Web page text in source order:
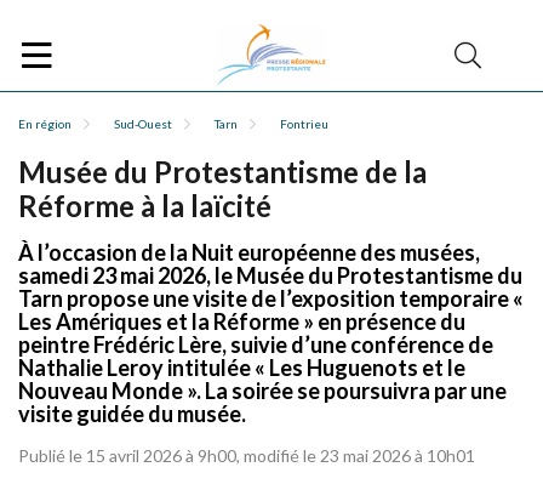
En région Sud-Ouest Tarn Fontrieu
Musée du Protestantisme de la
Réforme à la laïcité
À l’occasion de la Nuit européenne des musées,
samedi 23 mai 2026, le Musée du Protestantisme du
Tarn propose une visite de l’exposition temporaire «
Les Amériques et la Réforme » en présence du
peintre Frédéric Lère, suivie d’une conférence de
Nathalie Leroy intitulée « Les Huguenots et le
Nouveau Monde ». La soirée se poursuivra par une
visite guidée du musée.
Publié le 15 avril 2026 à 9h00, modifié le 23 mai 2026 à 10h01